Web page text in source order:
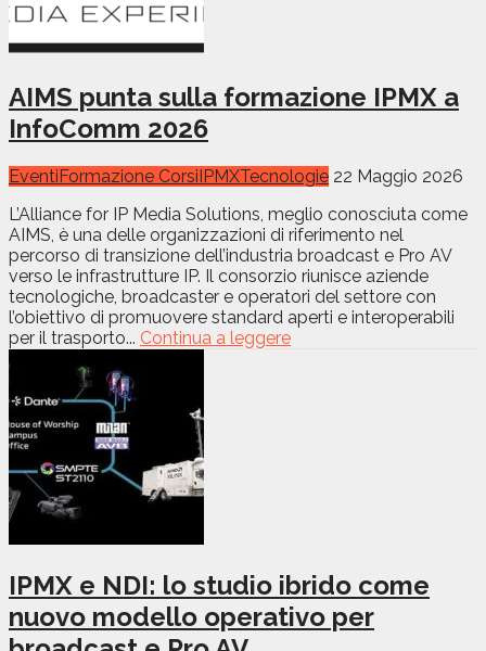
AIMS punta sulla formazione IPMX a
InfoComm 2026
EventiFormazione CorsiIPMXTecnologie 22 Maggio 2026
L’Alliance for IP Media Solutions, meglio conosciuta come
AIMS, è una delle organizzazioni di riferimento nel
percorso di transizione dell’industria broadcast e Pro AV
verso le infrastrutture IP. Il consorzio riunisce aziende
tecnologiche, broadcaster e operatori del settore con
l’obiettivo di promuovere standard aperti e interoperabili
per il trasporto... Continua a leggere
IPMX e NDI: lo studio ibrido come
nuovo modello operativo per